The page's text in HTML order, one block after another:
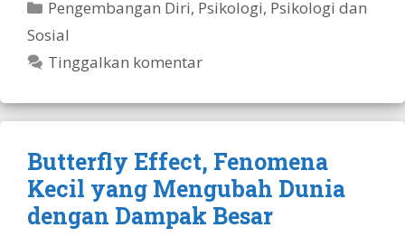
Kategori
Pengembangan Diri, Psikologi, Psikologi dan
Sosial
Tinggalkan komentar
Butterfly Effect, Fenomena
Kecil yang Mengubah Dunia
dengan Dampak Besar